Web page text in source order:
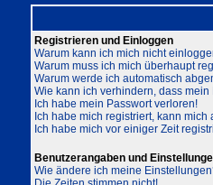
Registrieren und Einloggen
Warum kann ich mich nicht
Warum muss ich mich überhaupt
Warum werde ich automatisch
Wie kann ich verhindern, dass
Ich habe mein Passwort verloren!
Ich habe mich registriert, kann
Ich habe mich vor einiger Zeit
Benutzerangaben und
Wie ändere ich meine